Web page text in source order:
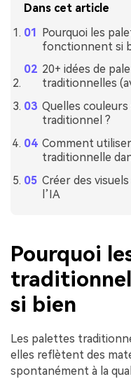
Dans cet article
Pourquoi les
fonctionnent si
20+ idées de
traditionnelles
Quelles
traditionnel ?
Comment
traditionnelle
Créer des
l’IA
Pourquoi
si bien
Les palettes
elles reflètent des
spontanément à la